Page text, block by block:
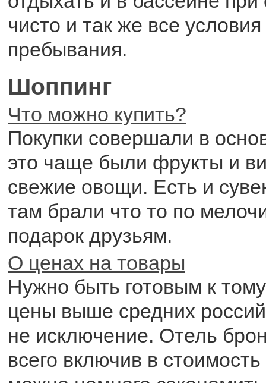
чисто и так же все
пребывания.
Шоппинг
Что можно купить?
Покупки совершали в
это чаще были фрукты и
свежие овощи. Есть и
там брали что то по
подарок друзьям.
О ценах на товары
Нужно быть готовым к
цены выше средних
не исключение. Отель
всего включив в